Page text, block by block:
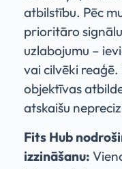
atbilstību. Pēc
prioritāro
uzlabojumu –
vai cilvēki
objektīvas
atskaišu
Fits Hub
izzināšanu: